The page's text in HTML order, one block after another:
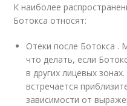
К наиболее
Ботокса относят:
Отеки после Ботокса .
что делать, если
в других лицевых
встречается
зависимости от